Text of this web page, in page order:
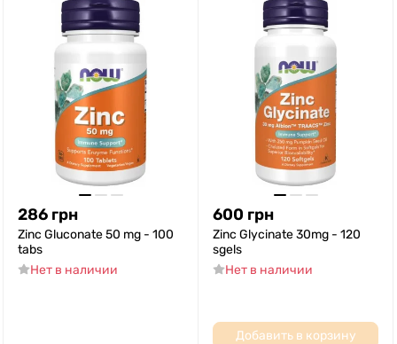
286 грн
Zinc Gluconate 50 mg - 100
tabs
Нет в наличии
600 грн
Zinc Glycinate 30mg - 120
sgels
Нет в наличии
Добавить в корзину